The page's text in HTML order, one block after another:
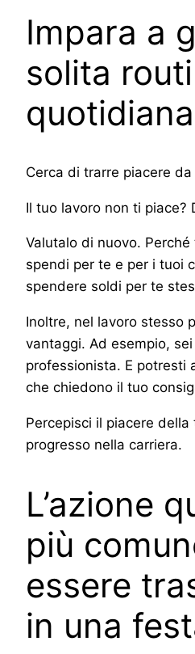
Impara a
solita
quotidiana
Cerca di trarre piacere
Il tuo lavoro non ti piace?
Valutalo di nuovo.
spendi per te e per i tuoi
spendere soldi per te
Inoltre, nel lavoro stesso
vantaggi. Ad esempio,
professionista. E potresti
che chiedono il tuo
Percepisci il piacere
progresso nella carriera.
L’azione
più
essere
in una